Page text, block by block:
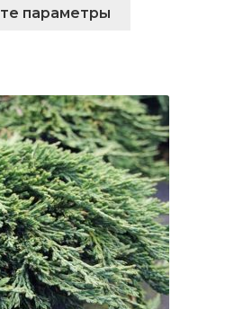
параметры
можно
выбрать
на
странице
товара.